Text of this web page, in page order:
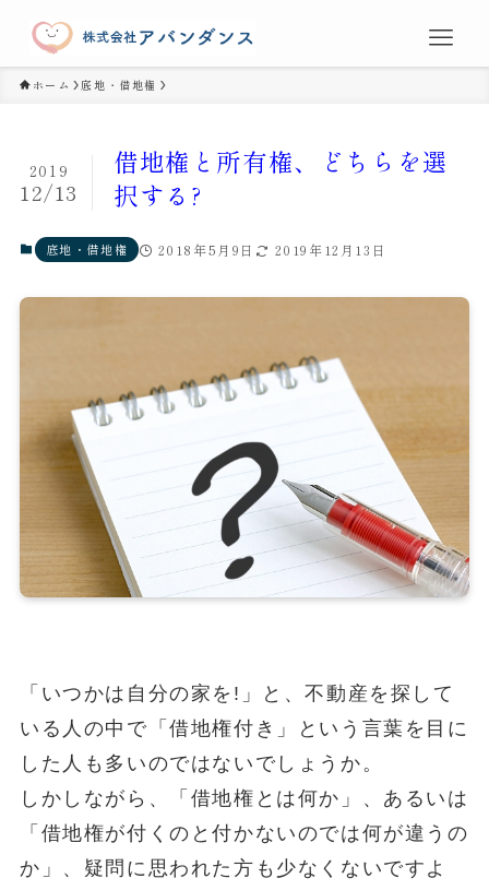
ホーム 底地・借地権
借地権と所有権、どちらを選
択する?
2019
12/13
底地・借地権 2018年5月9日 2019年12月13日
「いつかは自分の家を!」と、不動産を探して
いる人の中で「借地権付き」という言葉を目に
した人も多いのではないでしょうか。
しかしながら、「借地権とは何か」、あるいは
「借地権が付くのと付かないのでは何が違うの
か」、疑問に思われた方も少なくないですよ